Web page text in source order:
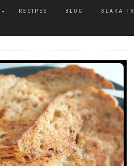
RECIPES BLOG BLAKA TV